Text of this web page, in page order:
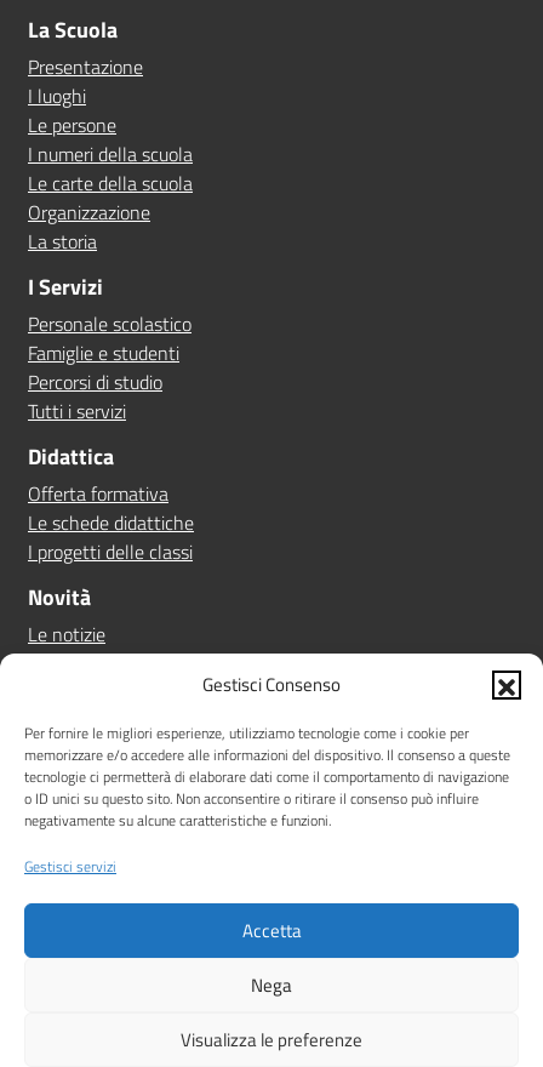
Gestisci Consenso
Per fornire le migliori esperienze, utilizziamo tecnologie come i cookie per
memorizzare e/o accedere alle informazioni del dispositivo. Il consenso a queste
tecnologie ci permetterà di elaborare dati come il comportamento di navigazione
o ID unici su questo sito. Non acconsentire o ritirare il consenso può influire
negativamente su alcune caratteristiche e funzioni.
Gestisci servizi
Accetta
Nega
Visualizza le preferenze
La Scuola
Presentazione
I luoghi
Le persone
I numeri della scuola
Le carte della scuola
Organizzazione
La storia
I Servizi
Personale scolastico
Famiglie e studenti
Percorsi di studio
Tutti i servizi
Didattica
Offerta formativa
Le schede didattiche
I progetti delle classi
Novità
Le notizie
Le circolari
Albo online
Pn 21/27
Ptof
Iscrizioni
Sicurezza
Amministrazione TrasparenteAlbo onlinePrivacy Policy
Dichiarazione di accessibilità
Idea e progetto di Designers Italia